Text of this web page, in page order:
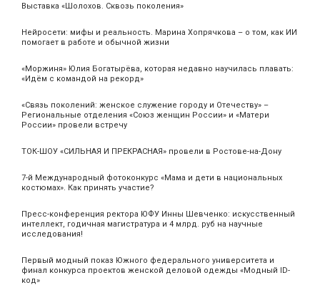
Выставка «Шолохов. Сквозь поколения»
Нейросети: мифы и реальность. Марина Хопрячкова – о том, как ИИ
помогает в работе и обычной жизни
«Моржиня» Юлия Богатырёва, которая недавно научилась плавать:
«Идём с командой на рекорд»
«Связь поколений: женское служение городу и Отечеству» –
Региональные отделения «Союз женщин России» и «Матери
России» провели встречу
ТОК-ШОУ «СИЛЬНАЯ И ПРЕКРАСНАЯ» провели в Ростове-на-Дону
7-й Международный фотоконкурс «Мама и дети в национальных
костюмах». Как принять участие?
Пресс-конференция ректора ЮФУ Инны Шевченко: искусственный
интеллект, годичная магистратура и 4 млрд. руб на научные
исследования!
Первый модный показ Южного федерального университета и
финал конкурса проектов женской деловой одежды «Модный ID-
код»